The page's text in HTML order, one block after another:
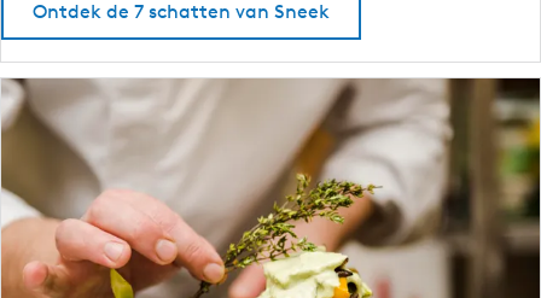
n
d
n
i
n
S
Ontdek de 7 schatten van Sneek